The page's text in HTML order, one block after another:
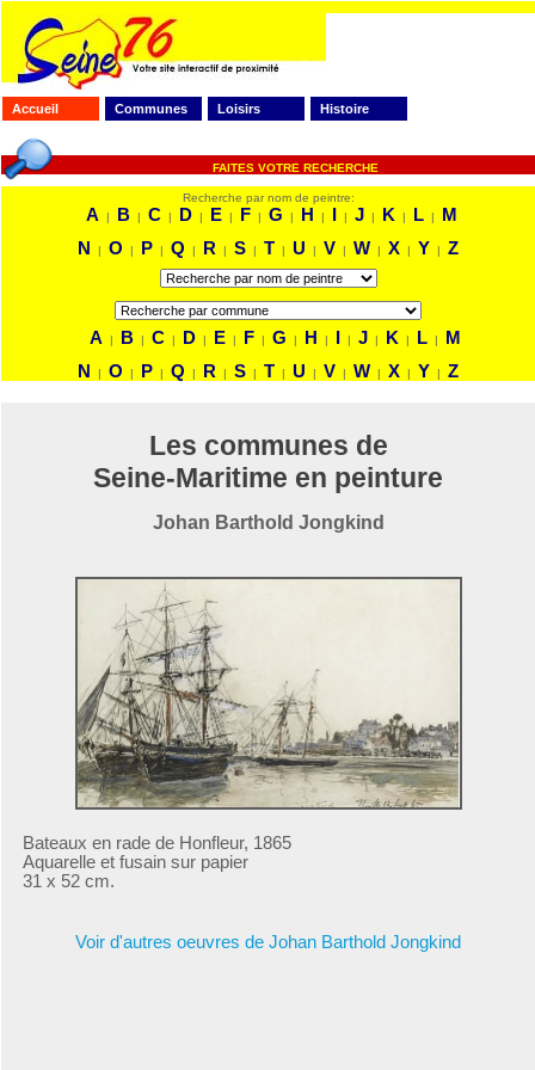
Accueil Communes Loisirs Histoire
FAITES VOTRE RECHERCHE
Recherche par nom de peintre:
A | B | C | D | E | F | G | H | I | J | K | L |
M
N
| O | P | Q | R | S | T | U | V | W | X | Y | Z
A | B | C | D | E | F | G | H | I | J | K | L |
M
N
| O | P | Q | R | S | T | U | V | W | X | Y | Z
Les communes de
Seine-Maritime en peinture
Johan Barthold Jongkind
Bateaux en rade de Honfleur, 1865
Aquarelle et fusain sur papier
31 x 52 cm.
Voir d'autres oeuvres de Johan Barthold Jongkind